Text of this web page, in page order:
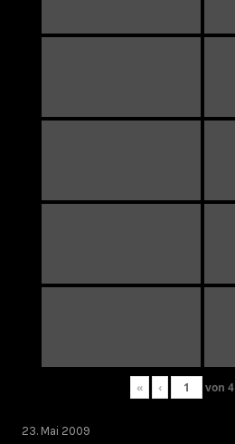
« ‹ von 4
23. Mai 2009